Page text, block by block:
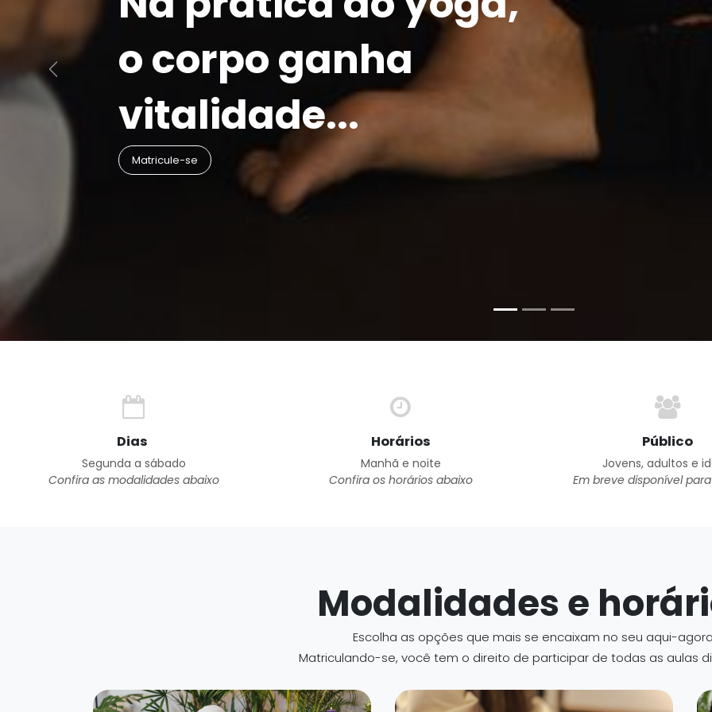
o corpo ganha
vitalidade...
Matricule-se
Anterior
Dias
Segunda a sábado
Confira as modalidades abaixo
Horários
Manhã e noite
Confira os horários abaixo
Público
Jovens, adultos e
Em breve disponível
Modalidades e
Escolha as opções que mais se encaixam no seu aqui-
Matriculando-se, você tem o direito de participar de todas as aulas